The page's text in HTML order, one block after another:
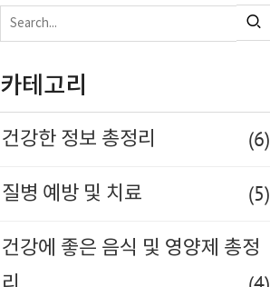
카테고리
건강한 정보 총정리 (6)
질병 예방 및 치료 (5)
건강에 좋은 음식 및 영양제 총정